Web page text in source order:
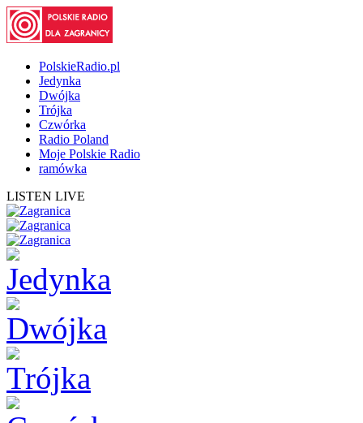
PolskieRadio.pl
Jedynka
Dwójka
Trójka
Czwórka
Radio Poland
Moje Polskie Radio
ramówka
LISTEN LIVE